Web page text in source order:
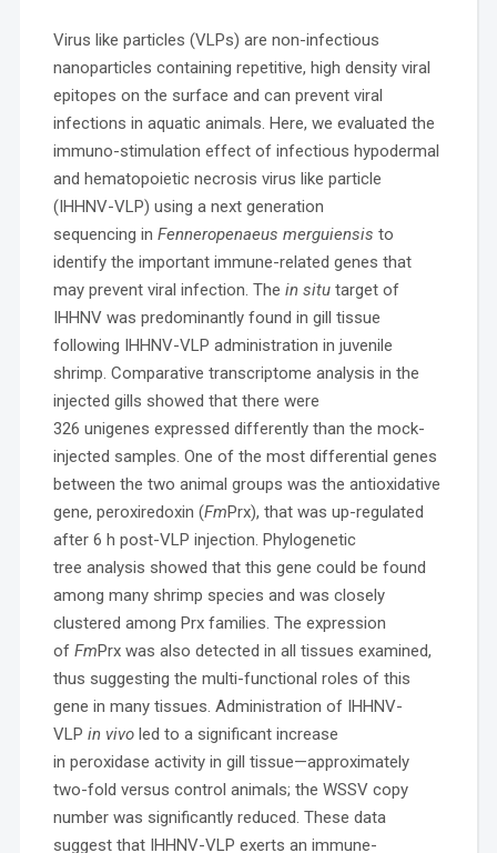
Virus like particles (VLPs) are non-infectious
nanoparticles containing repetitive, high density viral
epitopes on the surface and can prevent viral
infections in aquatic animals. Here, we evaluated the
immuno-stimulation effect of infectious hypodermal
and hematopoietic necrosis virus like particle
(IHHNV-VLP) using a next generation
sequencing in Fenneropenaeus merguiensis to
identify the important immune-related genes that
may prevent viral infection. The in situtarget of
IHHNV was predominantly found in gill tissue
following IHHNV-VLP administration in juvenile
shrimp. Comparative transcriptome analysis in the
injected gills showed that there were
326 unigenes expressed differently than the mock-
injected samples. One of the most differential genes
between the two animal groups was the antioxidative
gene, peroxiredoxin (FmPrx), that was up-regulated
after 6 h post-VLP injection. Phylogenetic
tree analysis showed that this gene could be found
among many shrimp species and was closely
clustered among Prx families. The expression
of FmPrx was also detected in all tissues examined,
thus suggesting the multi-functional roles of this
gene in many tissues. Administration of IHHNV-
VLP in vivoled to a significant increase
in peroxidase activity in gill tissue—approximately
two-fold versus control animals; the WSSV copy
number was significantly reduced. These data
suggest that IHHNV-VLP exerts an immune-